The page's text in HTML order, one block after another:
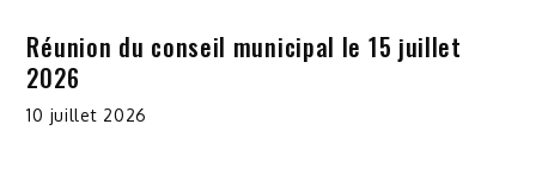
Réunion du conseil municipal le 15 juillet
2026
10 juillet 2026